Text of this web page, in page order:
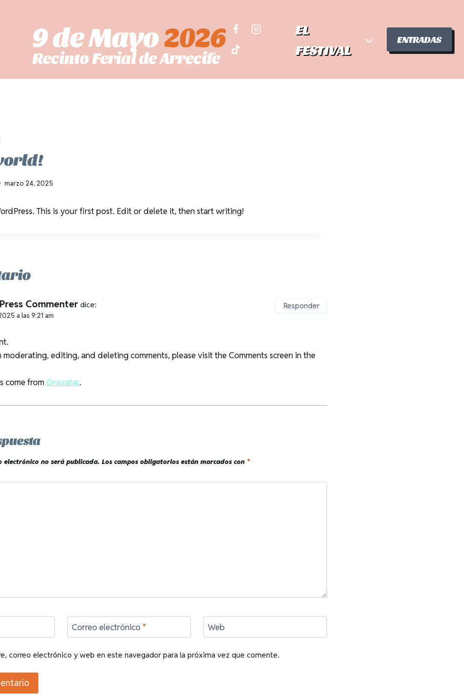
9 de Mayo2026
Recinto Ferial de Arrecife
EL
FESTIVAL
ENTRADAS
marzo 24, 2025
This is your first post. Edit or delete it, then start writing!
Commenter dice:
a las 9:21 am
editing, and deleting comments, please visit the Comments screen in the
come fromGravatar.
Responder
electrónico no será publicada. Los campos obligatorios están marcados con *
Correo electrónico * Web
correo electrónico y web en este navegador para la próxima vez que comente.